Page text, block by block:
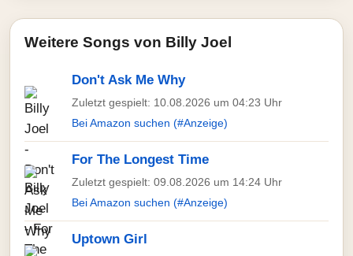
Weitere Songs von Billy Joel
Don't Ask Me Why
Zuletzt gespielt: 10.08.2026 um 04:23 Uhr
Bei Amazon suchen (#Anzeige)
For The Longest Time
Zuletzt gespielt: 09.08.2026 um 14:24 Uhr
Bei Amazon suchen (#Anzeige)
Uptown Girl